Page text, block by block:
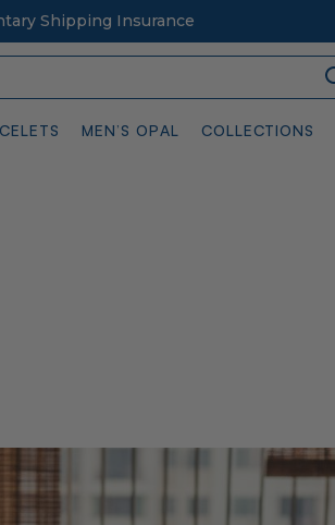
Shipping Insurance
MEN’S OPAL COLLECTIONS